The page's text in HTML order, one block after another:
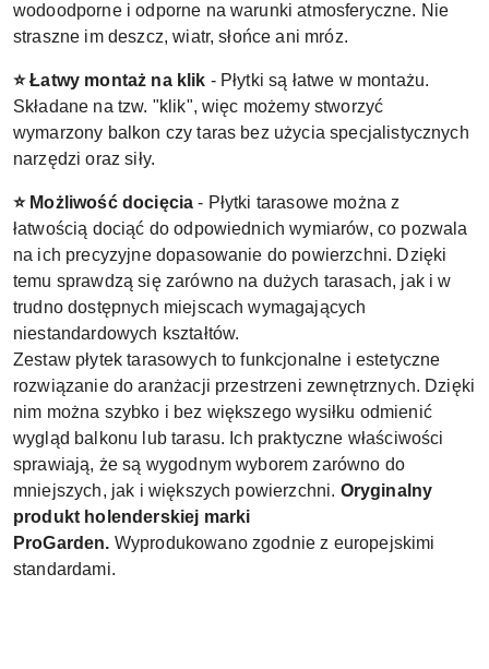
wodoodporne i odporne na warunki atmosferyczne. Nie
straszne im deszcz, wiatr, słońce ani mróz.
⭐ Łatwy montaż na klik - Płytki są łatwe w montażu.
Składane na tzw. "klik", więc możemy stworzyć
wymarzony balkon czy taras bez użycia specjalistycznych
narzędzi oraz siły.
⭐ Możliwość docięcia - Płytki tarasowe można z
łatwością dociąć do odpowiednich wymiarów, co pozwala
na ich precyzyjne dopasowanie do powierzchni. Dzięki
temu sprawdzą się zarówno na dużych tarasach, jak i w
trudno dostępnych miejscach wymagających
niestandardowych kształtów.
Zestaw płytek tarasowych to funkcjonalne i estetyczne
rozwiązanie do aranżacji przestrzeni zewnętrznych. Dzięki
nim można szybko i bez większego wysiłku odmienić
wygląd balkonu lub tarasu. Ich praktyczne właściwości
sprawiają, że są wygodnym wyborem zarówno do
mniejszych, jak i większych powierzchni. Oryginalny
produkt holenderskiej marki
ProGarden. Wyprodukowano zgodnie z europejskimi
standardami.